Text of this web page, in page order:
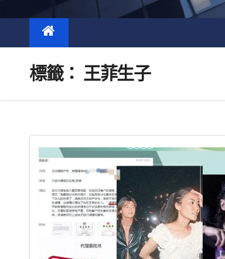
標籤： 王菲生子